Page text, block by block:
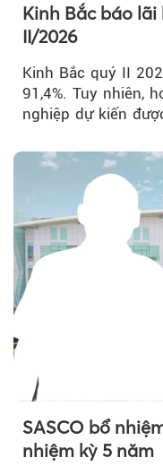
Kinh Bắc báo
II/2026
Kinh Bắc quý II
91,4%. Tuy nhiên,
nghiệp dự kiến
SASCO bổ
nhiệm kỳ 5 năm